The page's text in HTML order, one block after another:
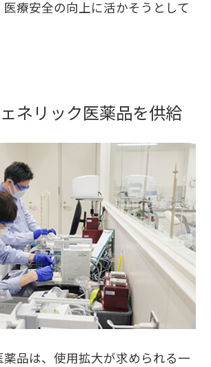
療安全の向上に活かそうとして
ネリック医薬品を供給
品は、使用拡大が求められる一